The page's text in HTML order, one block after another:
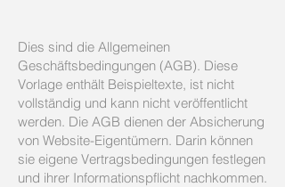
Dies sind die Allgemeinen
Geschäftsbedingungen (AGB). Diese
Vorlage enthält Beispieltexte, ist nicht
vollständig und kann nicht veröffentlicht
werden. Die AGB dienen der Absicherung
von Website-Eigentümern. Darin können
sie eigene Vertragsbedingungen festlegen
und ihrer Informationspflicht nachkommen.